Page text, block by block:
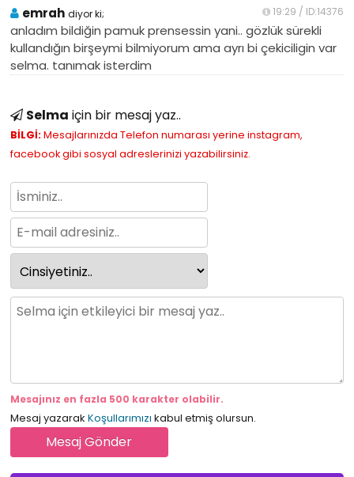
emrah diyor ki; 19:29 / ID:14376
anladım bildiğin pamuk prensessin yani.. gözlük sürekli
kullandığın birşeymi bilmiyorum ama ayrı bi çekiciligin var
selma. tanımak isterdim
Selma için bir mesaj yaz..
BİLGİ:Mesajlarınızda Telefon numarası yerine instagram,
facebook gibi sosyal adreslerinizi yazabilirsiniz.
Mesajınız en fazla 500 karakter olabilir.
Mesaj yazarak Koşullarımızı kabul etmiş olursun.